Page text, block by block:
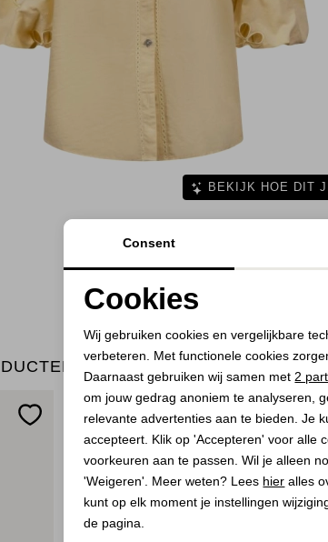
BEKIJK HOE DIT
Analytische cookies
Consent
Cookies
Wij gebruiken cookies en vergelijkbare
verbeteren. Met functionele cookies
Daarnaast gebruiken wij samen met 2
om jouw gedrag anoniem te analyseren,
relevante advertenties aan te bieden. Je
accepteert. Klik op 'Accepteren' voor alle
voorkeuren aan te passen. Wil je alleen
'Weigeren'. Meer weten? Lees hier alles
kunt op elk moment je instellingen
de pagina.